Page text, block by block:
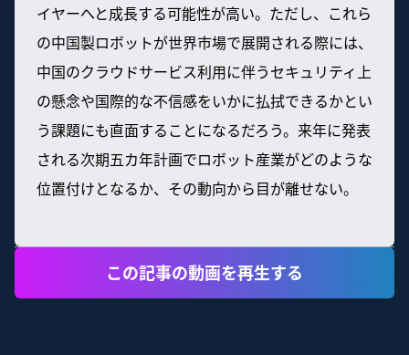
イヤーへと成長する可能性が高い。ただし、これら
の中国製ロボットが世界市場で展開される際には、
中国のクラウドサービス利用に伴うセキュリティ上
の懸念や国際的な不信感をいかに払拭できるかとい
う課題にも直面することになるだろう。来年に発表
される次期五カ年計画でロボット産業がどのような
位置付けとなるか、その動向から目が離せない。
この記事の動画を再生する